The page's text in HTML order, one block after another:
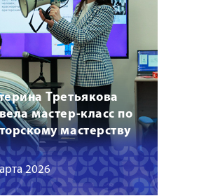
Третьякова
мастер-класс по
мастерству
2026